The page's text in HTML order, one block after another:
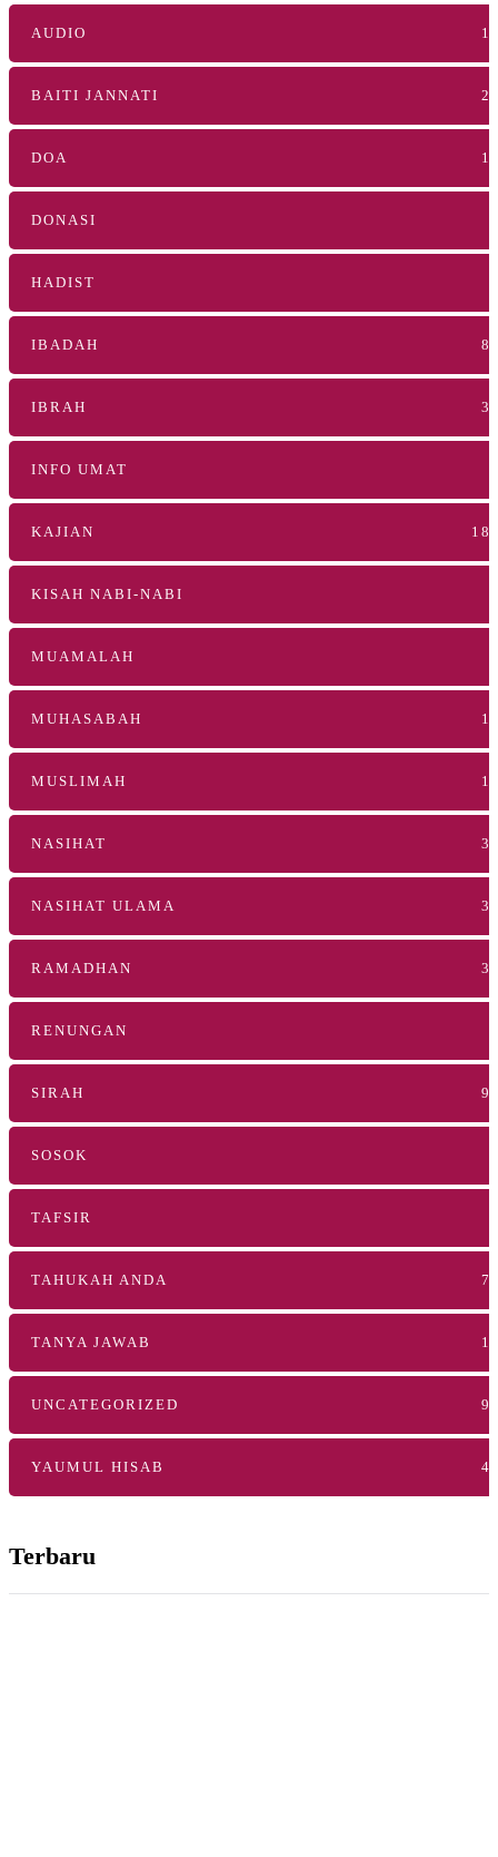
AUDIO
BAITI JANNATI
DOA
DONASI
HADIST
IBADAH
IBRAH
INFO UMAT
KAJIAN
KISAH NABI-NABI
MUAMALAH
MUHASABAH
MUSLIMAH
NASIHAT
NASIHAT ULAMA
RAMADHAN
RENUNGAN
SIRAH
SOSOK
TAFSIR
TAHUKAH ANDA
TANYA JAWAB
UNCATEGORIZED
YAUMUL HISAB
Terbaru